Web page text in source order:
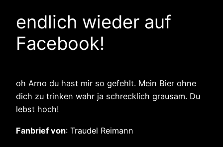
endlich wieder auf
Facebook!
oh Arno du hast mir so gefehlt. Mein Bier ohne
dich zu trinken wahr ja schrecklich grausam. Du
lebst hoch!
Fanbrief von: Traudel Reimann